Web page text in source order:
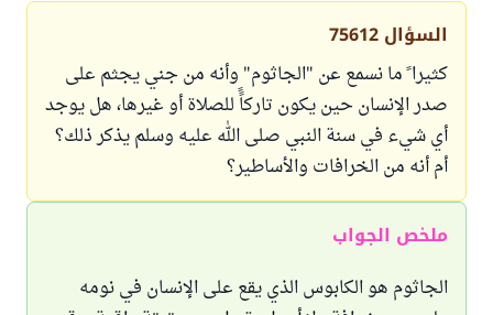
السؤال 75612
كثيرا ً ما نسمع عن "الجاثوم" وأنه من جني يجثم على
صدر الإنسان حين يكون تاركاًً للصلاة أو غيرها، هل يوجد
أي شيء في سنة النبي صلى الله عليه وسلم يذكر ذلك؟
أم أنه من الخرافات والأساطير؟
ملخص الجواب
الجاثوم هو الكابوس الذي يقع على الإنسان في نومه